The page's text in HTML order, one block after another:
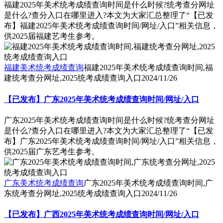
福建2025年美术统考成绩查询时间是什么时候?统考查分网址
是什么?查分入口在哪里进入?本文为大家汇总整理了“【已发
布】福建2025年美术统考成绩查询时间/网址/入口”相关信息，
供2025届福建艺考生参考。
福建美术统考成绩查询福建2025年美术统考成绩查询时间,福
建统考查分网址,2025统考成绩查询入口2024/11/26
【已发布】广东2025年美术统考成绩查询时间/网址/入口
广东2025年美术统考成绩查询时间是什么时候?统考查分网址
是什么?查分入口在哪里进入?本文为大家汇总整理了“【已发
布】广东2025年美术统考成绩查询时间/网址/入口”相关信息，
供2025届广东艺考生参考。
广东美术统考成绩查询广东2025年美术统考成绩查询时间,广
东统考查分网址,2025统考成绩查询入口2024/11/26
【已发布】广西2025年美术统考成绩查询时间/网址/入口